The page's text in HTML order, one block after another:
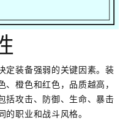
定装备强弱的关键因素。装
橙色和红色，品质越高，
括攻击、防御、生命、暴击
职业和战斗风格。